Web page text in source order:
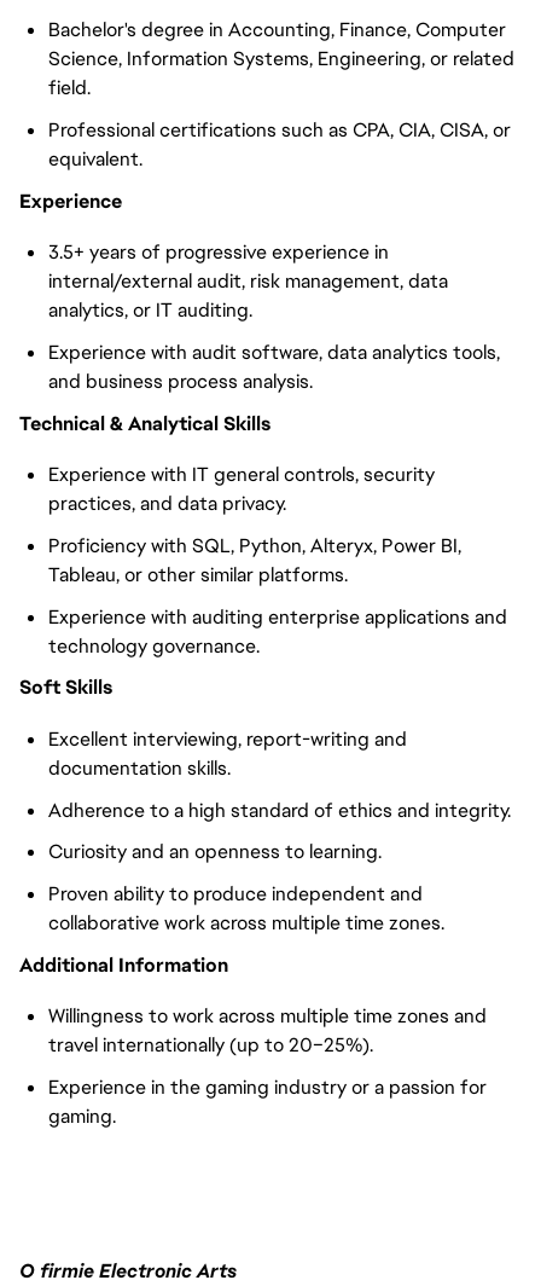
Bachelor's degree in Accounting, Finance, Computer
Science, Information Systems, Engineering, or related
field.
Professional certifications such as CPA, CIA, CISA, or
equivalent.
Experience
3.5+ years of progressive experience in
internal/external audit, risk management, data
analytics, or IT auditing.
Experience with audit software, data analytics tools,
and business process analysis.
Technical & Analytical Skills
Experience with IT general controls, security
practices, and data privacy.
Proficiency with SQL, Python, Alteryx, Power BI,
Tableau, or other similar platforms.
Experience with auditing enterprise applications and
technology governance.
Soft Skills
Excellent interviewing, report-writing and
documentation skills.
Adherence to a high standard of ethics and integrity.
Curiosity and an openness to learning.
Proven ability to produce independent and
collaborative work across multiple time zones.
Additional Information
Willingness to work across multiple time zones and
travel internationally (up to 20–25%).
Experience in the gaming industry or a passion for
gaming.
O firmie Electronic Arts